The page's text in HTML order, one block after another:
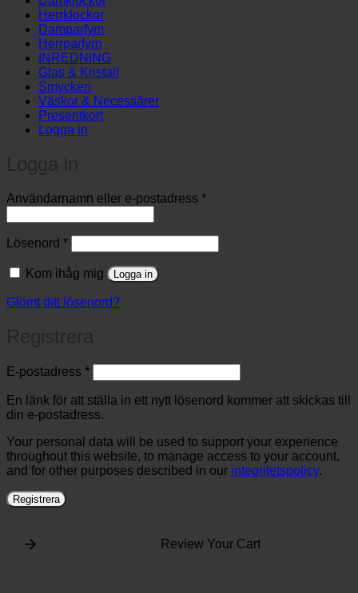
Herrklockor
Damparfym
Herrparfym
INREDNING
Glas & Kristall
Smycken
Väskor & Necessärer
Presentkort
Logga in
Användarnamn eller e-postadress *Obligatoriskt
Lösenord *Obligatoriskt
Kom ihåg mig Logga in
Glömt ditt lösenord?
E-postadress *Obligatoriskt
En länk för att ställa in ett nytt lösenord kommer att skickas till
din e-postadress.
Your personal data will be used to support your experience
throughout this website, to manage access to your account,
and for other purposes described in our integritetspolicy.
Registrera
Review Your Cart